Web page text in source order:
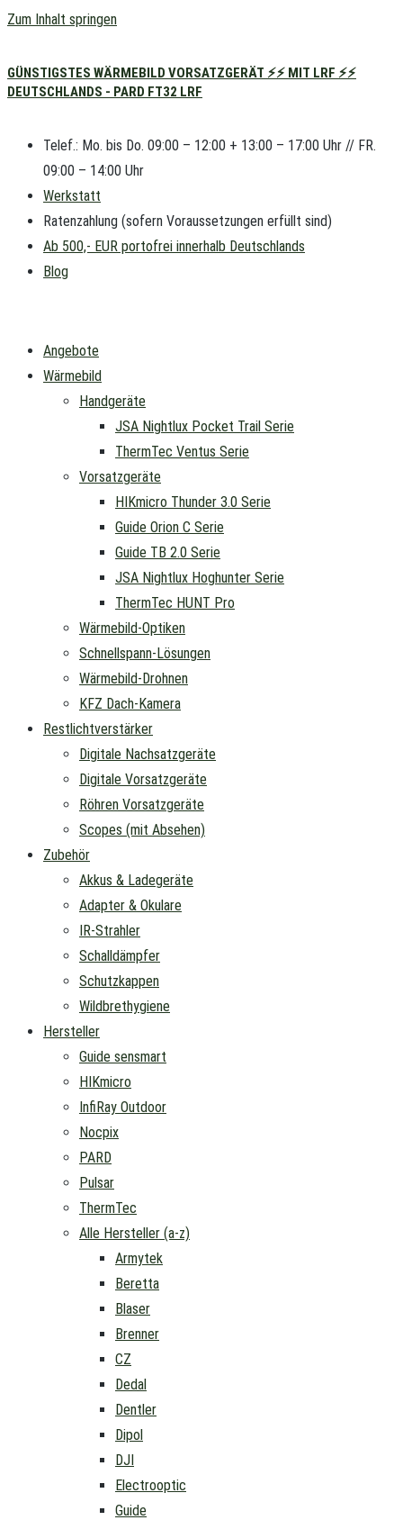
Zum Inhalt springen
GÜNSTIGSTES WÄRMEBILD VORSATZGERÄT ⚡⚡ MIT LRF ⚡⚡
DEUTSCHLANDS - PARD FT32 LRF
Telef.: Mo. bis Do. 09:00 – 12:00 + 13:00 – 17:00 Uhr // FR.
09:00 – 14:00 Uhr
Werkstatt
Ratenzahlung (sofern Voraussetzungen erfüllt sind)
Ab 500,- EUR portofrei innerhalb Deutschlands
Blog
Angebote
Wärmebild
Handgeräte
JSA Nightlux Pocket Trail Serie
ThermTec Ventus Serie
Vorsatzgeräte
HIKmicro Thunder 3.0 Serie
Guide Orion C Serie
Guide TB 2.0 Serie
JSA Nightlux Hoghunter Serie
ThermTec HUNT Pro
Wärmebild-Optiken
Schnellspann-Lösungen
Wärmebild-Drohnen
KFZ Dach-Kamera
Restlichtverstärker
Digitale Nachsatzgeräte
Digitale Vorsatzgeräte
Röhren Vorsatzgeräte
Scopes (mit Absehen)
Zubehör
Akkus & Ladegeräte
Adapter & Okulare
IR-Strahler
Schalldämpfer
Schutzkappen
Wildbrethygiene
Hersteller
Guide sensmart
HIKmicro
InfiRay Outdoor
Nocpix
PARD
Pulsar
ThermTec
Alle Hersteller (a-z)
Armytek
Beretta
Blaser
Brenner
CZ
Dedal
Dentler
Dipol
DJI
Electrooptic
Guide